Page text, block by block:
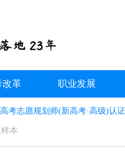
改革 职业发展
考志愿规划师(新高考·高级)认证
本